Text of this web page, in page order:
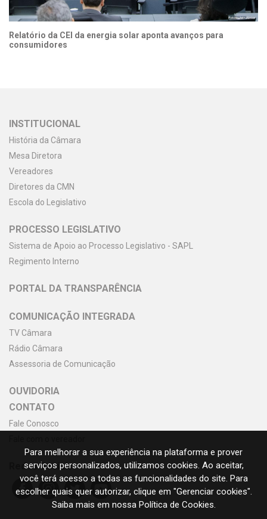
Relatório da CEI da energia solar aponta avanços para
consumidores
INSTITUCIONAL
História da Câmara
Mesa Diretora
Vereadores
Diretores da CMN
Escola do Legislativo
PROCESSO LEGISLATIVO
Sistema de Apoio ao Processo Legislativo - SAPL
Regimento Interno
PORTAL DA TRANSPARÊNCIA
COMUNICAÇÃO INTEGRADA
TV Câmara
Rádio Câmara
Assessoria de Comunicação
OUVIDORIA
CONTATO
Fale Conosco
Redes Sociais
Para melhorar a sua experiência na plataforma e prover
serviços personalizados, utilizamos cookies. Ao aceitar,
você terá acesso a todas as funcionalidades do site. Para
escolher quais quer autorizar, clique em "Gerenciar cookies".
Saiba mais em nossa Política de Cookies.